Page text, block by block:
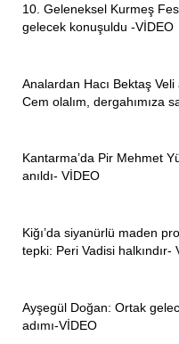
10. Geleneksel Kurmeş
gelecek konuşuldu -VİDEO
Analardan Hacı Bektaş Veli
Cem olalım, dergahımıza
Kantarma’da Pir Mehmet
anıldı- VİDEO
Kiğı’da siyanürlü maden
tepki: Peri Vadisi halkındır-
Ayşegül Doğan: Ortak
adımı-VİDEO